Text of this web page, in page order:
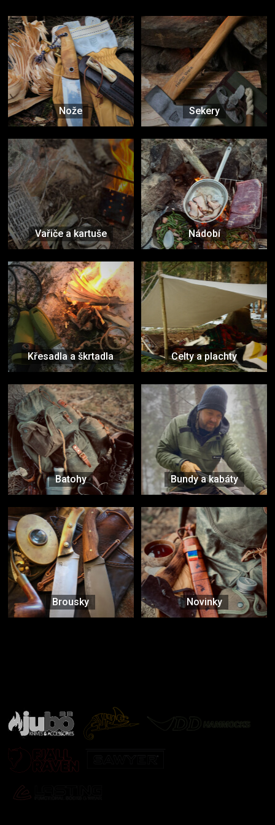
Nože Sekery
Vařiče a kartuše Nádobí
Křesadla a škrtadla Celty a plachty
Batohy Bundy a kabáty
Brousky Novinky